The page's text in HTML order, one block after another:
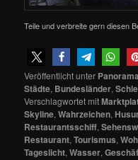
Teile und verbreite gern diesen
Veröffentlicht unter
Städte, Bundesländer,
Verschlagwortet mit
Skyline,Wahrzeichen,
Restaurantsschiff,
Restaurant,Tourismus,
Tageslicht,Wasser,